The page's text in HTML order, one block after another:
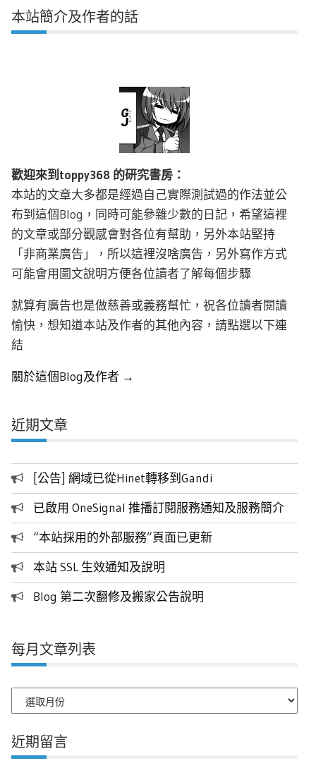
本站簡介及作者的話
歡迎來到toppy368 的研究書房：
本站的文章大多都是經過自己實際測試過的作法並公
布到這個Blog，同時可能參雜少數的日記，希望這裡
的文章或部分觀感會對各位有幫助，另外本站堅持
「非商業廣告」，所以這裡沒啥廣告，另外寫作方式
可能會用圖文說明方便各位讀者了解每個步驟
就算有廣告也是做慈善或義務幫忙，祝各位讀者閱讀
愉快，想知道本站及作者的其他內容，請點選以下連
結
關於這個Blog及作者 →
近期文章
[公告] 網域已從Hinet轉移到Gandi
已啟用 OneSignal 推播訂閱服務通知及服務簡介
“本站採用的外部服務”頁面已更新
本站 SSL 生效通知及說明
Blog 第二次翻修及搬家公告說明
每月文章列表
月
章
列
近期留言